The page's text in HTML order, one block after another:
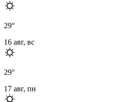
29°
16 авг, вс
29°
17 авг, пн